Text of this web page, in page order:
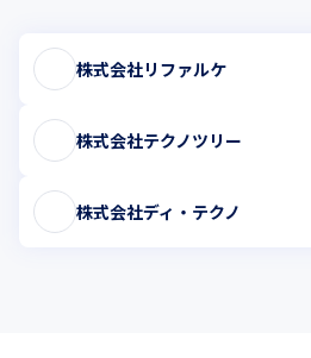
株式会社リファルケ
株式会社テクノツリー
株式会社ディ・テクノ